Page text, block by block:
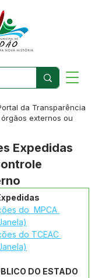
da Transparência
externos ou
Expedidas
do  MPCA
do TCEAC
DO ESTADO